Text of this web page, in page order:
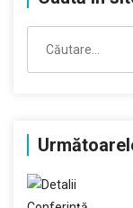
după: